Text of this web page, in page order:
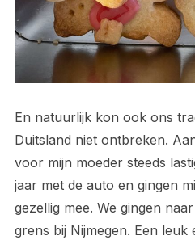
En natuurlijk kon ook ons
Duitsland niet ontbreken.
voor mijn moeder steeds
jaar met de auto en gingen
gezellig mee. We gingen
grens bij Nijmegen. Een